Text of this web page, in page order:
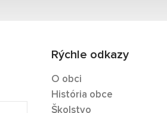
Rýchle odkazy
O obci
História obce
Školstvo